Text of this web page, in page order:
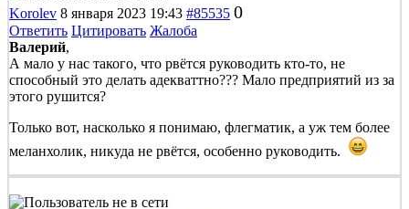
Korolev 8 января 2023 19:43 #85535 0
Ответить Цитировать Жалоба
Валерий,
А мало у нас такого, что рвётся руководить кто-то, не
способный это делать адекваттно??? Мало предприятий из за
этого рушится?
Только вот, насколько я понимаю, флегматик, а уж тем более
меланхолик, никуда не рвётся, особенно руководить.